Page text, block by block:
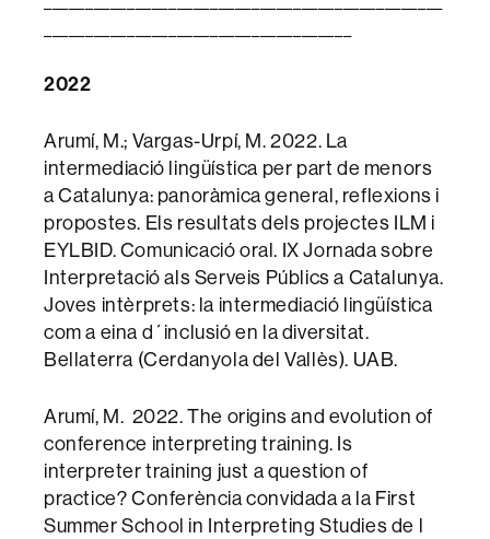
2022
Arumí, M.; Vargas-Urpí, M. 2022. La
intermediació lingüística per part de menors
a Catalunya: panoràmica general, reflexions i
propostes. Els resultats dels projectes ILM i
EYLBID. Comunicació oral. IX Jornada sobre
Interpretació als Serveis Públics a Catalunya.
Joves intèrprets: la intermediació lingüística
com a eina d´inclusió en la diversitat.
Bellaterra (Cerdanyola del Vallès). UAB.
Arumí, M. 2022. The origins and evolution of
conference interpreting training. Is
interpreter training just a question of
practice? Conferència convidada a la First
Summer School in Interpreting Studies de l